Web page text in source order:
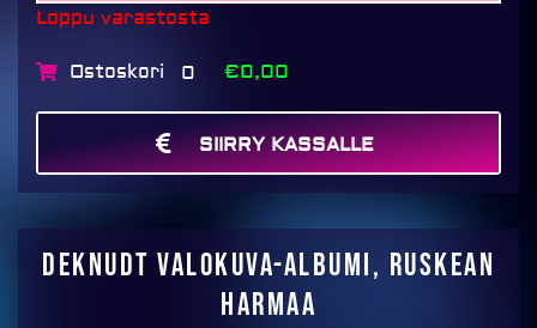
Loppu varastosta
Ostoskori 0 €0,00
SIIRRY KASSALLE
Deknudt valokuva-albumi, ruskean
harmaa